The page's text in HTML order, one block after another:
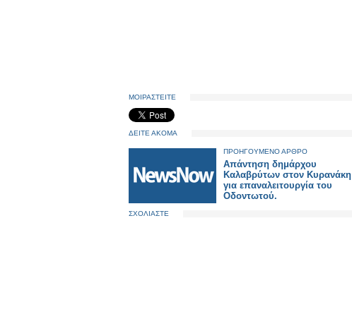
ΜΟΙΡΑΣΤΕΙΤΕ
ΔΕΙΤΕ ΑΚΟΜΑ
ΠΡΟΗΓΟΥΜΕΝΟ ΑΡΘΡΟ
Απάντηση δημάρχου
Καλαβρύτων στον Κυρανάκη
για επαναλειτουργία του
Οδοντωτού.
ΣΧΟΛΙΑΣΤΕ